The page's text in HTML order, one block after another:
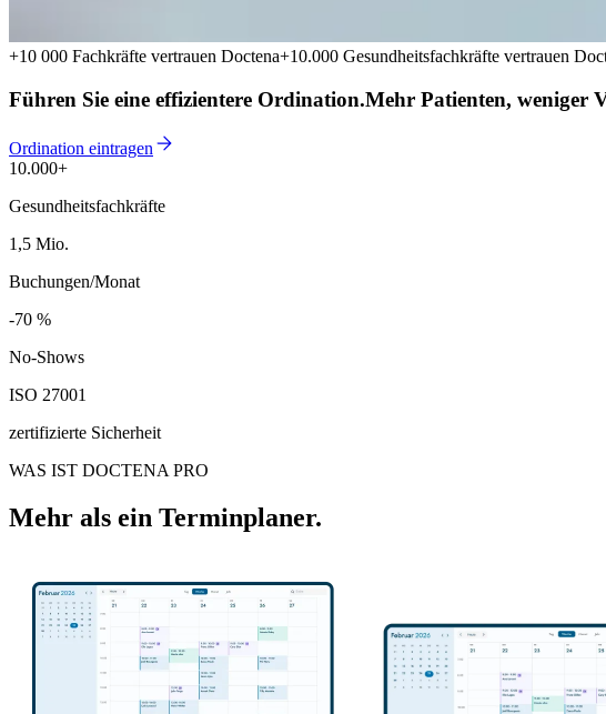
+10 000 Fachkräfte vertrauen Doctena+10.000 Gesundheitsfachkräfte vertrauen
Führen Sie eine effizientere Ordination.Mehr Patienten, weniger
Ordination eintragen
10.000+
10.000+
Gesundheitsfachkräfte
1,5 Mio.
1,5 Mio.
Buchungen/Monat
-70 %
-70 %
No-Shows
ISO 27001
zertifizierte Sicherheit
WAS IST DOCTENA PRO
Mehr als ein Terminplaner.